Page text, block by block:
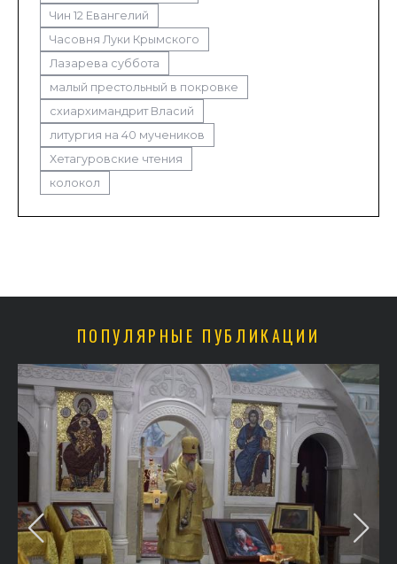
Чин 12 Евангелий
Часовня Луки Крымского
Лазарева суббота
малый престольный в покровке
схиархимандрит Власий
литургия на 40 мучеников
Хетагуровские чтения
колокол
ПОПУЛЯРНЫЕ ПУБЛИКАЦИИ